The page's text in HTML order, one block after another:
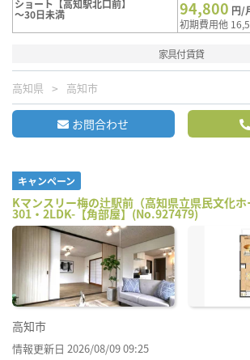
ショート【高知駅北口前】
～30日未満 94,800 円/
初期費用他
家具付賃貸
高知県 高知市
お問合わせ
キャンペーン
Kマンスリー梅の辻駅前（高知県立県民文化ホ
301・2LDK-【角部屋】(No.927479)
高知市
情報更新日 2026/08/09 09:25